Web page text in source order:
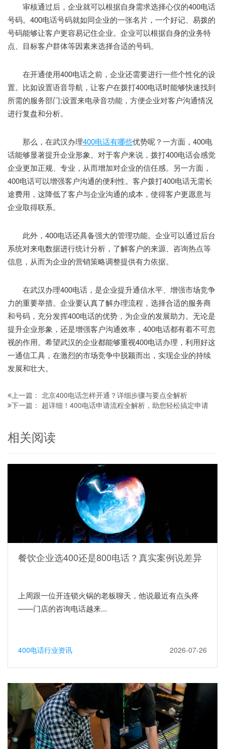
审核通过后，企业就可以根据自身需求选择心仪的400电话
号码。400电话号码就如同企业的一张名片，一个好记、易拨的
号码能够让客户更容易记住企业。企业可以根据自身的业务特
点、目标客户群体等因素来选择合适的号码。
在开通使用400电话之前，企业还需要进行一些个性化的设
置。比如设置语音导航，让客户在拨打400电话时能够快速找到
所需的服务部门;设置来电录音功能，方便企业对客户沟通情况
进行复盘和分析。
那么，在武汉办理400电话有哪些优势呢？一方面，400电
话能够显著提升企业形象。对于客户来说，拨打400电话会感觉
企业更加正规、专业，从而增加对企业的信任感。另一方面，
400电话可以增强客户沟通的便利性。客户拨打400电话无需长
途费用，这降低了客户与企业沟通的成本，使得客户更愿意与
企业取得联系。
此外，400电话还具备强大的管理功能。企业可以通过后台
系统对来电数据进行统计分析，了解客户的来源、咨询热点等
信息，从而为企业的营销策略调整提供有力依据。
在武汉办理400电话，是企业提升通信水平、增强市场竞争
力的重要举措。企业要认真了解办理流程，选择合适的服务商
和号码，充分发挥400电话的优势，为企业的发展助力。无论是
提升企业形象，还是增强客户沟通效率，400电话都有着不可忽
视的作用。希望武汉的企业都能够重视400电话办理，利用好这
一通信工具，在激烈的市场竞争中脱颖而出，实现企业的持续
发展和壮大。
上一篇： 北京400电话怎样开通？详细步骤与要点全解析
下一篇： 超详细！400电话申请流程全解析，助您轻松搞定申请
相关阅读
餐饮企业选400还是800电话？真实案例说差异
上周跟一位开连锁火锅的老板聊天，他说最近有点头疼
——门店的咨询电话越来...
400电话行业资讯 2026-07-26